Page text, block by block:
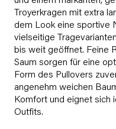
Troyerkragen mit extra
dem Look eine sportive
vielseitige
bis weit geöffnet. Feine
Saum sorgen für eine
Form des Pullovers
angenehm weichen
Komfort und eignet sich
Outfits.